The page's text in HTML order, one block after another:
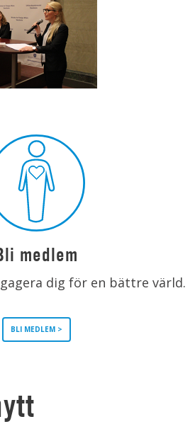
medlem
dig för en bättre värld.
BLI MEDLEM >